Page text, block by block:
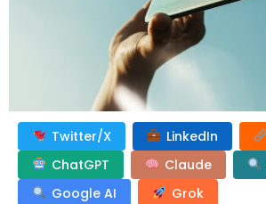
Twitter/X LinkedIn
ChatGPT
Claude
Google AI
Grok